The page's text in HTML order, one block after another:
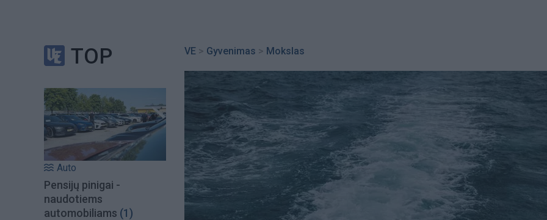
TOP
Auto
Pensijų pinigai -
naudotiems
automobiliams (1)
VE > Gyvenimas > Mokslas